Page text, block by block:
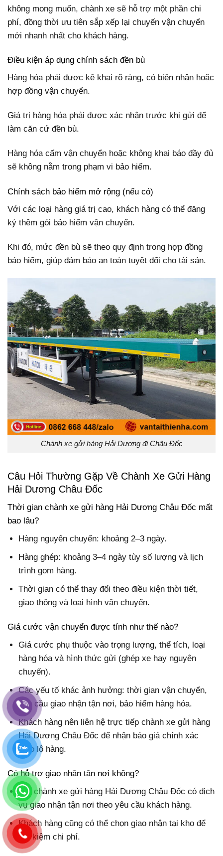
không mong muốn, chành xe sẽ hỗ trợ một phần chi
phí, đồng thời ưu tiên sắp xếp lại chuyến vận chuyển
mới nhanh nhất cho khách hàng.
Điều kiện áp dụng chính sách đền bù
Hàng hóa phải được kê khai rõ ràng, có biên nhận hoặc
hợp đồng vận chuyển.
Giá trị hàng hóa phải được xác nhận trước khi gửi để
làm căn cứ đền bù.
Hàng hóa cấm vận chuyển hoặc không khai báo đầy đủ
sẽ không nằm trong phạm vi bảo hiểm.
Chính sách bảo hiểm mở rộng (nếu có)
Với các loại hàng giá trị cao, khách hàng có thể đăng
ký thêm gói bảo hiểm vận chuyển.
Khi đó, mức đền bù sẽ theo quy định trong hợp đồng
bảo hiểm, giúp đảm bảo an toàn tuyệt đối cho tài sản.
Chành xe gửi hàng Hải Dương đi Châu Đốc
Câu Hỏi Thường Gặp Về Chành Xe Gửi Hàng
Hải Dương Châu Đốc
Thời gian chành xe gửi hàng Hải Dương Châu Đốc mất
bao lâu?
Hàng nguyên chuyến: khoảng 2–3 ngày.
Hàng ghép: khoảng 3–4 ngày tùy số lượng và lịch
trình gom hàng.
Thời gian có thể thay đổi theo điều kiện thời tiết,
giao thông và loại hình vận chuyển.
Giá cước vận chuyển được tính như thế nào?
Giá cước phụ thuộc vào trọng lượng, thể tích, loại
hàng hóa và hình thức gửi (ghép xe hay nguyên
chuyến).
Các yếu tố khác ảnh hưởng: thời gian vận chuyển,
yêu cầu giao nhận tận nơi, bảo hiểm hàng hóa.
Khách hàng nên liên hệ trực tiếp chành xe gửi hàng
Hải Dương Châu Đốc để nhận báo giá chính xác
theo lô hàng.
Có hỗ trợ giao nhận tận nơi không?
Có, chành xe gửi hàng Hải Dương Châu Đốc có dịch
vụ giao nhận tận nơi theo yêu cầu khách hàng.
Khách hàng cũng có thể chọn giao nhận tại kho để
tiết kiệm chi phí.